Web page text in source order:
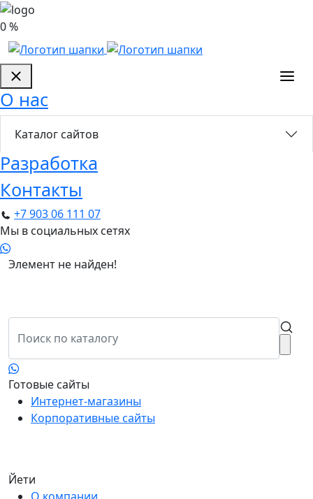
0 %
О нас
Каталог сайтов
Разработка
Контакты
+7 903 06 111 07
Мы в социальных сетях
Элемент не найден!
Готовые сайты
Интернет-магазины
Корпоративные сайты
Йети